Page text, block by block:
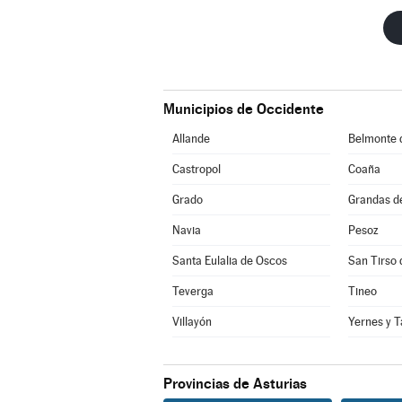
Municipios de Occidente
Allande Belmonte
Castropol Coaña
Grado Grandas
Navia Pesoz
Santa Eulalia de Oscos San Tirso
Teverga Tineo
Villayón Yernes y
Provincias de Asturias